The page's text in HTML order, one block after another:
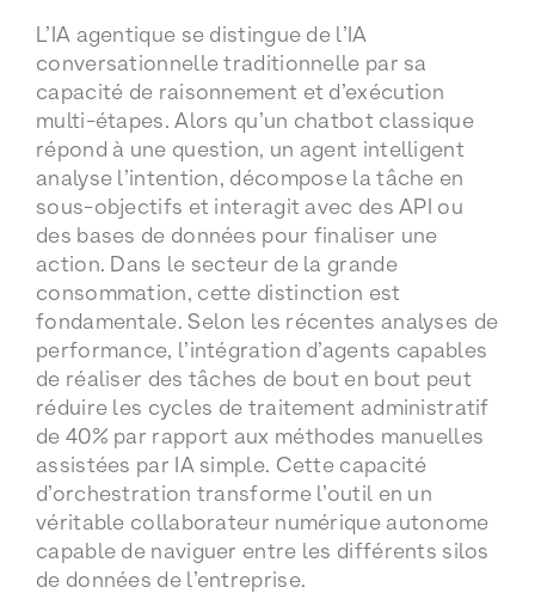
L’IA agentique se distingue de l’IA
conversationnelle traditionnelle par sa
capacité de raisonnement et d’exécution
multi-étapes. Alors qu’un chatbot classique
répond à une question, un agent intelligent
analyse l’intention, décompose la tâche en
sous-objectifs et interagit avec des API ou
des bases de données pour finaliser une
action. Dans le secteur de la grande
consommation, cette distinction est
fondamentale. Selon les récentes analyses de
performance, l’intégration d’agents capables
de réaliser des tâches de bout en bout peut
réduire les cycles de traitement administratif
de 40% par rapport aux méthodes manuelles
assistées par IA simple. Cette capacité
d’orchestration transforme l’outil en un
véritable collaborateur numérique autonome
capable de naviguer entre les différents silos
de données de l’entreprise.